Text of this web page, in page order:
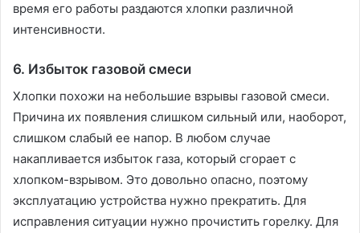
время его работы раздаются хлопки различной
интенсивности.
6. Избыток газовой смеси
Хлопки похожи на небольшие взрывы газовой смеси.
Причина их появления слишком сильный или, наоборот,
слишком слабый ее напор. В любом случае
накапливается избыток газа, который сгорает с
хлопком-взрывом. Это довольно опасно, поэтому
эксплуатацию устройства нужно прекратить. Для
исправления ситуации нужно прочистить горелку. Для